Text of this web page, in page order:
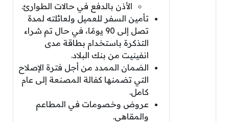
الأذن بالدفع في حالات الطوارئ.
تأمين السفر للعميل ولعائلته لمدة
تصل إلى 90 يومًا، في حال تم شراء
التذكرة باستخدام بطاقة مدى
انفينيت من بنك البلاد.
الضمان الممدد من أجل فترة الإصلاح
التي تضمنها كفالة المصنعة إلى عام
كامل.
عروض وخصومات في المطاعم
والمقاهي.